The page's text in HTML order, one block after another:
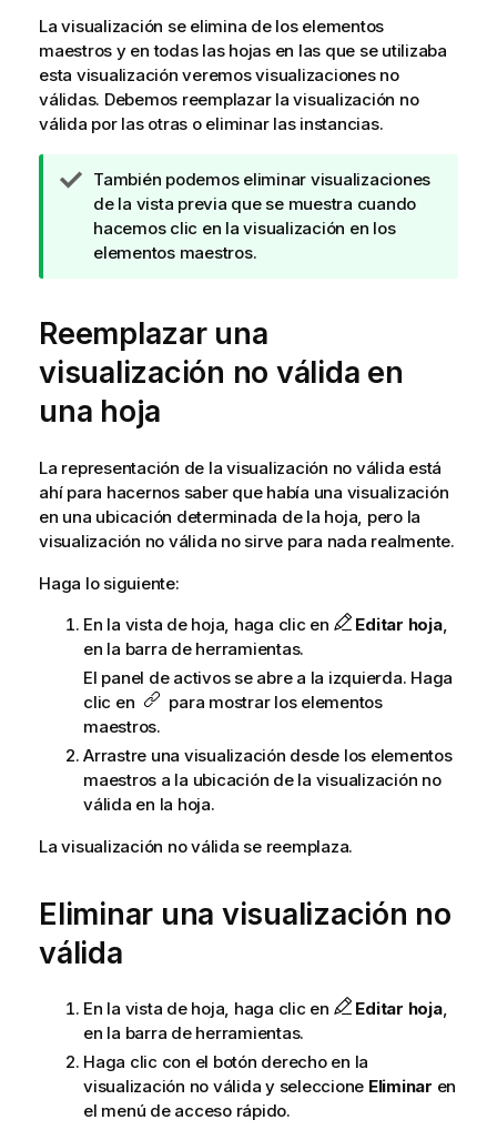
La visualización se elimina de los elementos
maestros y en todas las hojas en las que se utilizaba
esta visualización veremos visualizaciones no
válidas. Debemos reemplazar la visualización no
válida por las otras o eliminar las instancias.
N
o
t
a
s
u
g
e
n
c
i
a
También podemos eliminar visualizaciones
de la vista previa que se muestra cuando
hacemos clic en la visualización en los
elementos maestros.
Reemplazar una
visualización no válida en
una hoja
La representación de la visualización no válida está
ahí para hacernos saber que había una visualización
en una ubicación determinada de la hoja, pero la
visualización no válida no sirve para nada realmente.
Haga lo siguiente:
En la vista de hoja, haga clic en
Editar hoja,
en la barra de herramientas.
El panel de activos se abre a la izquierda. Haga
clic en
para mostrar los elementos
maestros.
Arrastre una visualización desde los elementos
maestros a la ubicación de la visualización no
válida en la hoja.
La visualización no válida se reemplaza.
Eliminar una visualización no
válida
En la vista de hoja, haga clic en Editar hoja,
en la barra de herramientas.
Haga clic con el botón derecho en la
visualización no válida y seleccione Eliminar en
el menú de acceso rápido.